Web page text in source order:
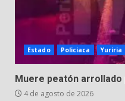
Estado Policiaca Yuriria
Muere peatón
4 de agosto de 2026